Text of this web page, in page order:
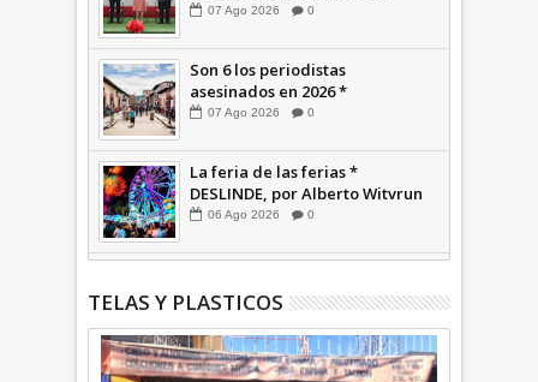
inauguran Feria de Empleo y
INFORMATIVA
07 Ago 2026 0
Son 6 los periodistas
asesinados en 2026 *
COMENTARIO A TIEMPO
07 Ago 2026 0
La feria de las ferias *
DESLINDE, por Alberto Witvrun
06 Ago 2026 0
TELAS Y PLASTICOS